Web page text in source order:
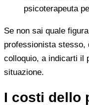
psicoterapeuta
Se non sai quale
professionista stesso,
colloquio, a indicarti il
situazione.
I costi dello